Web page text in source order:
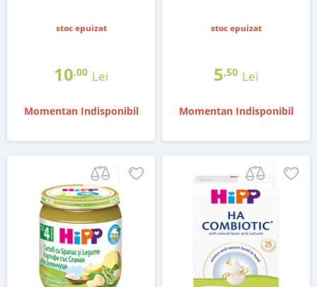
stoc epuizat
10,00 Lei
Momentan Indisponibil
stoc epuizat
5,50 Lei
Momentan Indisponibil